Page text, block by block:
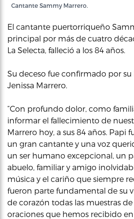
Cantante Sammy Marrero.
El cantante puertorriqueño
principal por más de cuatro
La Selecta, falleció a los 84 años.
Su deceso fue confirmado por su
Jenissa Marrero.
“Con profundo dolor, como
informar el fallecimiento de
Marrero hoy, a sus 84 años. Papi
un gran cantante y una voz
un ser humano excepcional, un
abuelo, familiar y amigo
música y el cariño que siempre
fueron parte fundamental de su
de corazón todas las muestras
oraciones que hemos recibido